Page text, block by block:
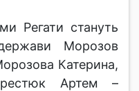
Регати стануть
Морозов
Катерина,
Артем –